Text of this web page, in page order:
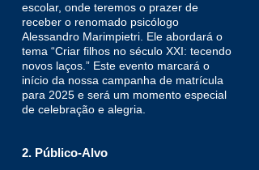
escolar, onde teremos o prazer de
receber o renomado psicólogo
Alessandro Marimpietri. Ele abordará o
tema “Criar filhos no século XXI: tecendo
novos laços.” Este evento marcará o
início da nossa campanha de matrícula
para 2025 e será um momento especial
de celebração e alegria.
2. Público-Alvo